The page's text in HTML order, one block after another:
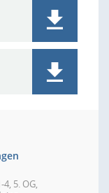
5. OG,